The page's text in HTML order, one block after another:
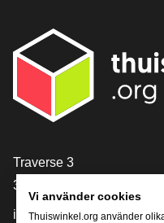
[_General:Contact]
Traverse 3
3905 NL Veenendaal
info@thuiswinkel.org
Vi använder cookies
Thuiswinkel.org använder